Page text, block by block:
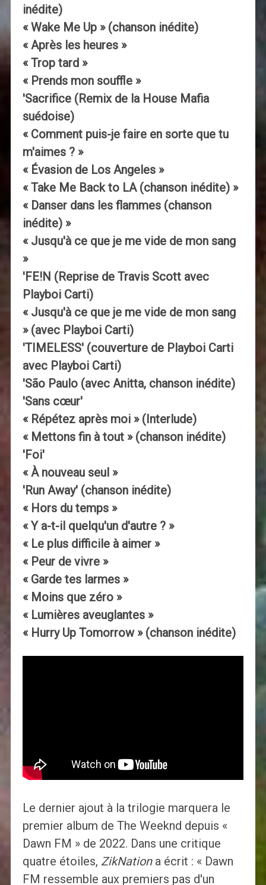
inédite)
« Wake Me Up » (chanson inédite)
« Après les heures »
« Trop tard »
« Prends mon souffle »
'Sacrifice (Remix de la House Mafia
suédoise)
« Comment puis-je faire en sorte que tu
m'aimes ? »
« Évasion de Los Angeles »
« Take Me Back to LA (chanson inédite) »
« Danser dans les flammes (chanson
inédite) »
« Jusqu'à ce que je me vide de mon sang
»
'FE!N (Reprise de Travis Scott avec
Playboi Carti)
« Jusqu'à ce que je me vide de mon sang
» (avec Playboi Carti)
'TIMELESS' (couverture de Playboi Carti
avec Playboi Carti)
'São Paulo (avec Anitta, chanson inédite)
'Sans cœur'
« Répétez après moi » (Interlude)
« Mettons fin à tout » (chanson inédite)
'Foi'
« À nouveau seul »
'Run Away' (chanson inédite)
« Hors du temps »
« Y a-t-il quelqu'un d'autre ? »
« Le plus difficile à aimer »
« Peur de vivre »
« Garde tes larmes »
« Moins que zéro »
« Lumières aveuglantes »
« Hurry Up Tomorrow » (chanson inédite)
Le dernier ajout à la trilogie marquera le
premier album de The Weeknd depuis «
Dawn FM » de 2022. Dans une critique
quatre étoiles, ZikNationa écrit : « Dawn
FM ressemble aux premiers pas d'un